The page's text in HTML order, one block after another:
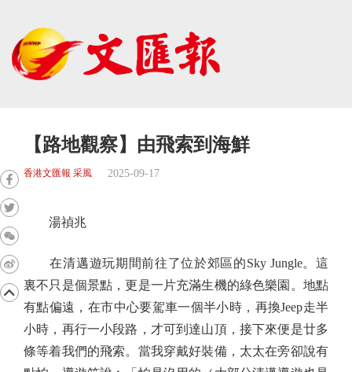
【路地觀察】由飛索到海鮮
香港文匯報 采風 2025-09-17
湯禎兆
在清邁遊玩期間前往了位於郊區的Sky Jungle。這
裏不只是個景點，更是一片充滿生機的綠色樂園。地點
有點偏遠，在市中心要駕車一個半小時，再換Jeep走半
小時，再行一小段路，才可到達山頂，接下來便是廿多
條等着我們的飛索。當我穿戴好裝備，太太在旁卻說有